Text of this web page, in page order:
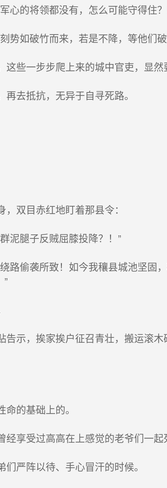
心的将领都没有，怎么可能守得住
如破竹而来，若是不降，等他们
些一步步爬上来的城中官吏，显然
去抵抗，无异于自寻死路。
双目赤红地盯着那县令：
泥腿子反贼屈膝投降？！”
路偷袭所致！如今我穰县城池坚固
示，挨家挨户征召青壮，搬运滚
的基础上的。
享受过高高在上感觉的老爷们一起
严阵以待、手心冒汗的时候。